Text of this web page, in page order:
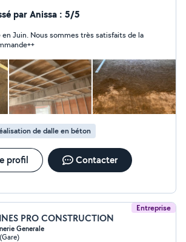
de rénovation, même si nous
pensé à prendre des photos de
Nous proposons
Peinture
bien pour
que pour des petits services
de meubles, petites réparations,
etc.).
par Anissa : 5/5
satisfaits de la
de dalle en béton
profil Contacter
Entreprise
PRO CONSTRUCTION
Generale